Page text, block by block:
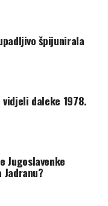
špijunirala
daleke 1978.
Jugoslavenke